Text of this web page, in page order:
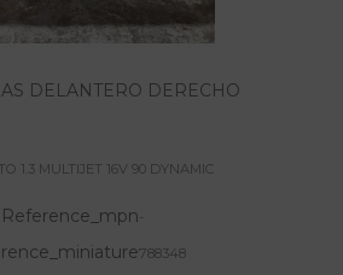
DELANTERO DERECHO
1.3 MULTIJET 16V 90 DYNAMIC
Reference_mpn-
788348